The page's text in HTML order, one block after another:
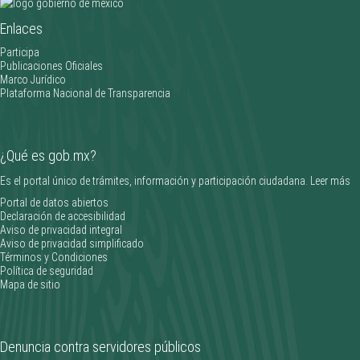
Enlaces
Participa
Publicaciones Oficiales
Marco Jurídico
Plataforma Nacional de Transparencia
¿Qué es gob.mx?
Es el portal único de trámites, información y participación ciudadana. Leer más
Portal de datos abiertos
Declaración de accesibilidad
Aviso de privacidad integral
Aviso de privacidad simplificado
Términos y Condiciones
Política de seguridad
Mapa de sitio
Denuncia contra servidores públicos